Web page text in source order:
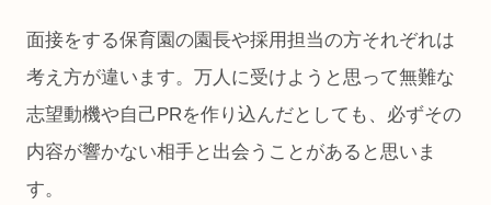
面接をする保育園の園長や採用担当の方それぞれは
考え方が違います。万人に受けようと思って無難な
志望動機や自己PRを作り込んだとしても、必ずその
内容が響かない相手と出会うことがあると思いま
す。